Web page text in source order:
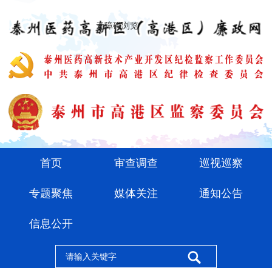
无障碍浏览
首页 审查调查 巡视巡察
专题聚焦 媒体关注 通知公告
信息公开